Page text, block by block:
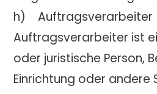
h) Auftragsverarbeiter
Auftragsverarbeiter ist
oder juristische Person,
Einrichtung oder andere